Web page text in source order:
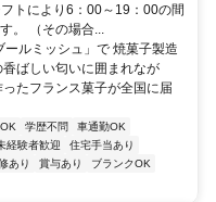
トにより6：00～19：00の間
。 （その場合...
ルミッシュ」で 焼菓子製造
ばしい匂いに囲まれなが
たフランス菓子が全国に届
学歴不問
車通勤OK
経験者歓迎
住宅手当あり
あり 賞与あり
ブランクOK